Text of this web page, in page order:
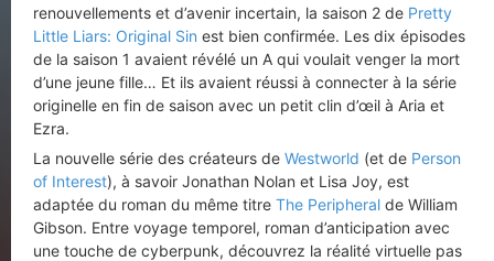
renouvellements et d’avenir incertain, la saison 2 de Pretty
Little Liars: Original Sin est bien confirmée. Les dix épisodes
de la saison 1 avaient révélé un A qui voulait venger la mort
d’une jeune fille… Et ils avaient réussi à connecter à la série
originelle en fin de saison avec un petit clin d’œil à Aria et
Ezra.
La nouvelle série des créateurs de Westworld (et de Person
of Interest), à savoir Jonathan Nolan et Lisa Joy, est
adaptée du roman du même titre The Peripheral de William
Gibson. Entre voyage temporel, roman d’anticipation avec
une touche de cyberpunk, découvrez la réalité virtuelle pas